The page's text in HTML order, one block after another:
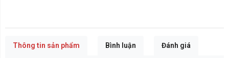
Thông tin sản phẩm Bình luận Đánh giá